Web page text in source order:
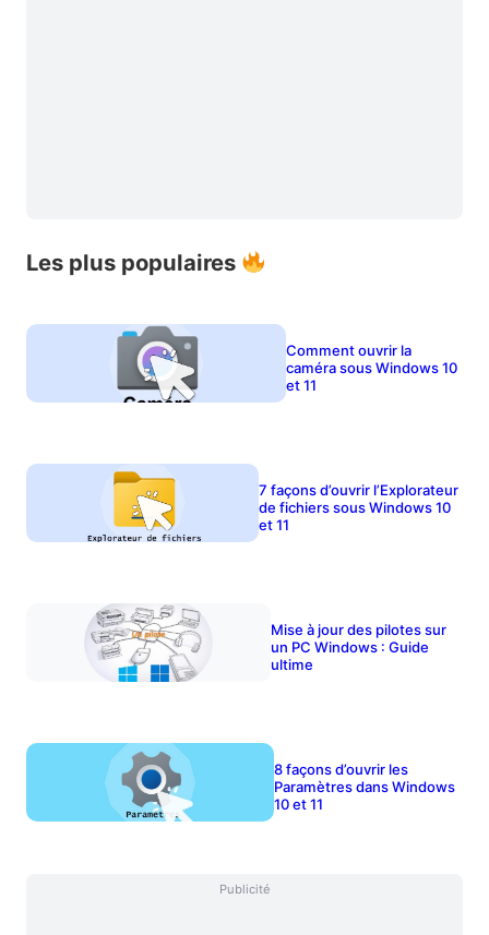
Les plus populaires
Comment ouvrir la
caméra sous Windows 10
et 11
7 façons d’ouvrir l’Explorateur
de fichiers sous Windows 10
et 11
Mise à jour des pilotes sur
un PC Windows : Guide
ultime
8 façons d’ouvrir les
Paramètres dans Windows
10 et 11
Publicité